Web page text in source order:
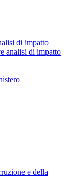
di impatto
analisi di impatto
e della